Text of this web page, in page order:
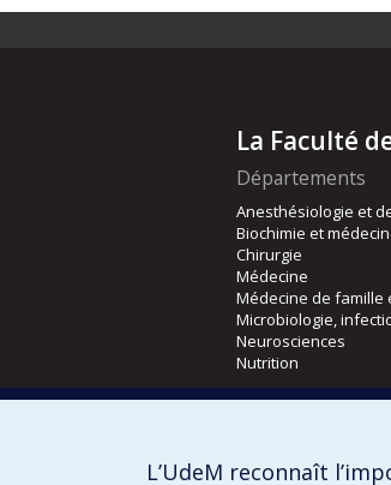
La Faculté
Départements
Anesthésiologie et
Biochimie et
Chirurgie
Médecine
Médecine de famille
Microbiologie,
Neurosciences
Nutrition
Orthophonie et
L’UdeM reconnaît